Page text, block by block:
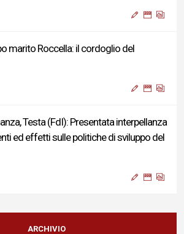
marito Roccella: il cordoglio del
Testa (FdI): Presentata interpellanza
ed effetti sulle politiche di sviluppo del
“Profondo cordoglio e vicinanza al
sua famiglia”
ARCHIVIO